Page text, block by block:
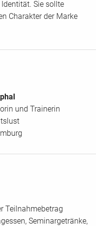
Sie sollte
Charakter der Marke
und Trainerin
Teilnahmebetrag
Seminargetränke,